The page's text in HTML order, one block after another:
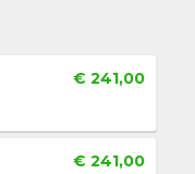
€ 241,00
€ 241,00